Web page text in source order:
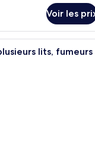
Voir les
chambre d’hôtel avec
lits, fumeurs